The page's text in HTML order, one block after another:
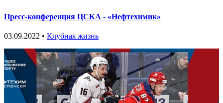
Пресс-конференция ЦСКА - «Нефтехимик»
03.09.2022 • Клубная жизнь